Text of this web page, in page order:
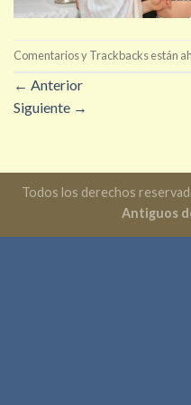
Comentarios y Trackbacks están
← Anterior
Siguiente →
Todos los derechos
Antiguos